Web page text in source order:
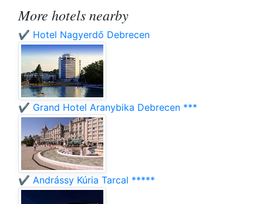
More hotels nearby
✔️ Hotel Nagyerdő Debrecen
✔️ Grand Hotel Aranybika Debrecen ***
✔️ Andrássy Kúria Tarcal *****